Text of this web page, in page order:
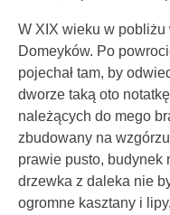
W XIX wieku w pobliżu
Domeyków. Po
pojechał tam, by
dworze taką oto
należących do mego
zbudowany na
prawie pusto, budynek
drzewka z daleka nie
ogromne kasztany i